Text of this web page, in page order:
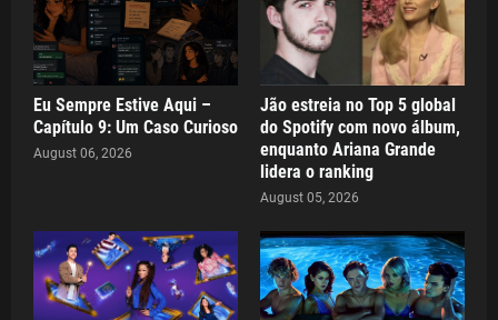
Eu Sempre Estive Aqui –
Capítulo 9: Um Caso Curioso
August 06, 2026
Jão estreia no Top 5 global
do Spotify com novo álbum,
enquanto Ariana Grande
lidera o ranking
August 05, 2026